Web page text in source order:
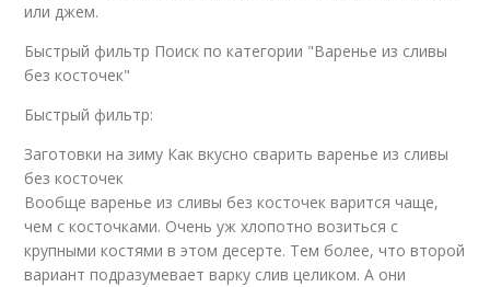
или джем.
Быстрый фильтр Поиск по категории "Варенье из сливы
без косточек"
Быстрый фильтр:
Заготовки на зиму Как вкусно сварить варенье из сливы
без косточек
Вообще варенье из сливы без косточек варится чаще,
чем с косточками. Очень уж хлопотно возиться с
крупными костями в этом десерте. Тем более, что второй
вариант подразумевает варку слив целиком. А они